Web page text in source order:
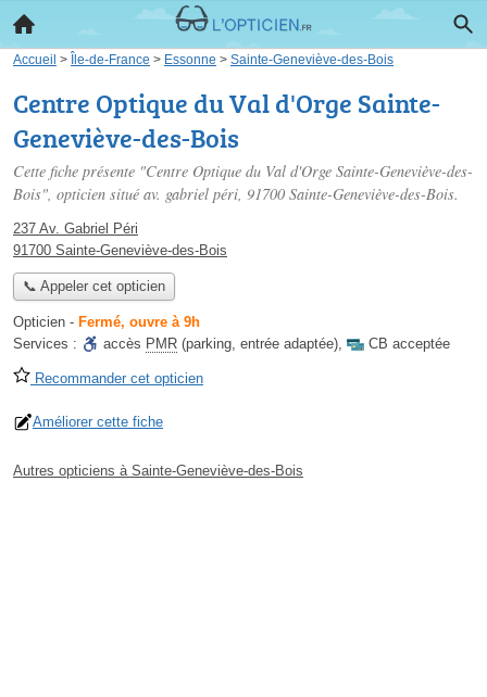
Accueil > Île-de-France > Essonne > Sainte-Geneviève-des-Bois
Centre Optique du Val d'Orge Sainte-
Geneviève-des-Bois
Cette fiche présente "Centre Optique du Val d'Orge Sainte-Geneviève-des-
Bois", opticien situé av. gabriel péri, 91700 Sainte-Geneviève-des-Bois.
237 Av. Gabriel Péri
91700 Sainte-Geneviève-des-Bois
📞 Appeler cet opticien
Opticien - Fermé, ouvre à 9h
Services :
accès PMR (parking, entrée adaptée), CB acceptée
Recommander cet opticien
Améliorer cette fiche
Autres opticiens à Sainte-Geneviève-des-Bois